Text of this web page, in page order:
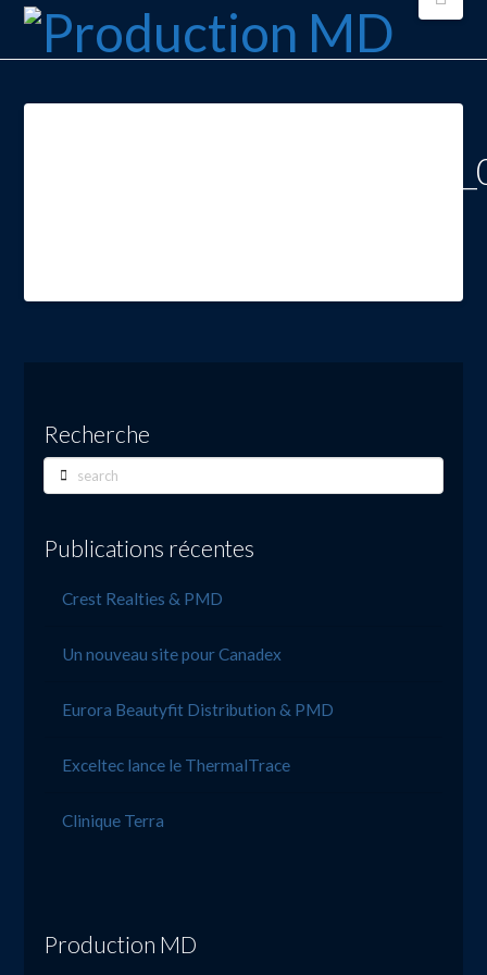
Recherche
Search
Publications récentes
Crest Realties & PMD
Un nouveau site pour Canadex
Eurora Beautyfit Distribution & PMD
Exceltec lance le ThermalTrace
Clinique Terra
Production MD